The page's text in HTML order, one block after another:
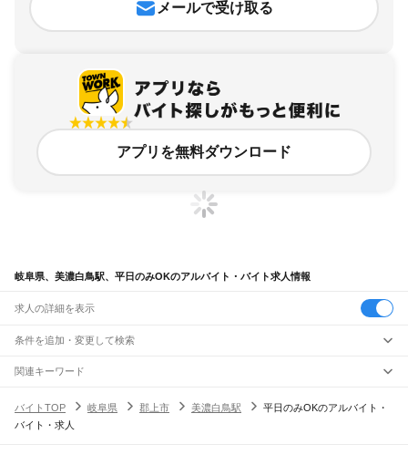
メールで受け取る
アプリを無料ダウンロード
岐阜県、美濃白鳥駅、平日のみOKのアルバイト・バイト求人情報
求人の詳細を表示
条件を追加・変更して検索
市区町村を追加・変更
岐阜県すべて
岐阜市
駅を追加・変更
職種を追加・変更
関連キーワード
バイトTOP
岐阜県 郡上市 美濃白鳥駅
平日のみOKのアルバイト・
バイト・求人